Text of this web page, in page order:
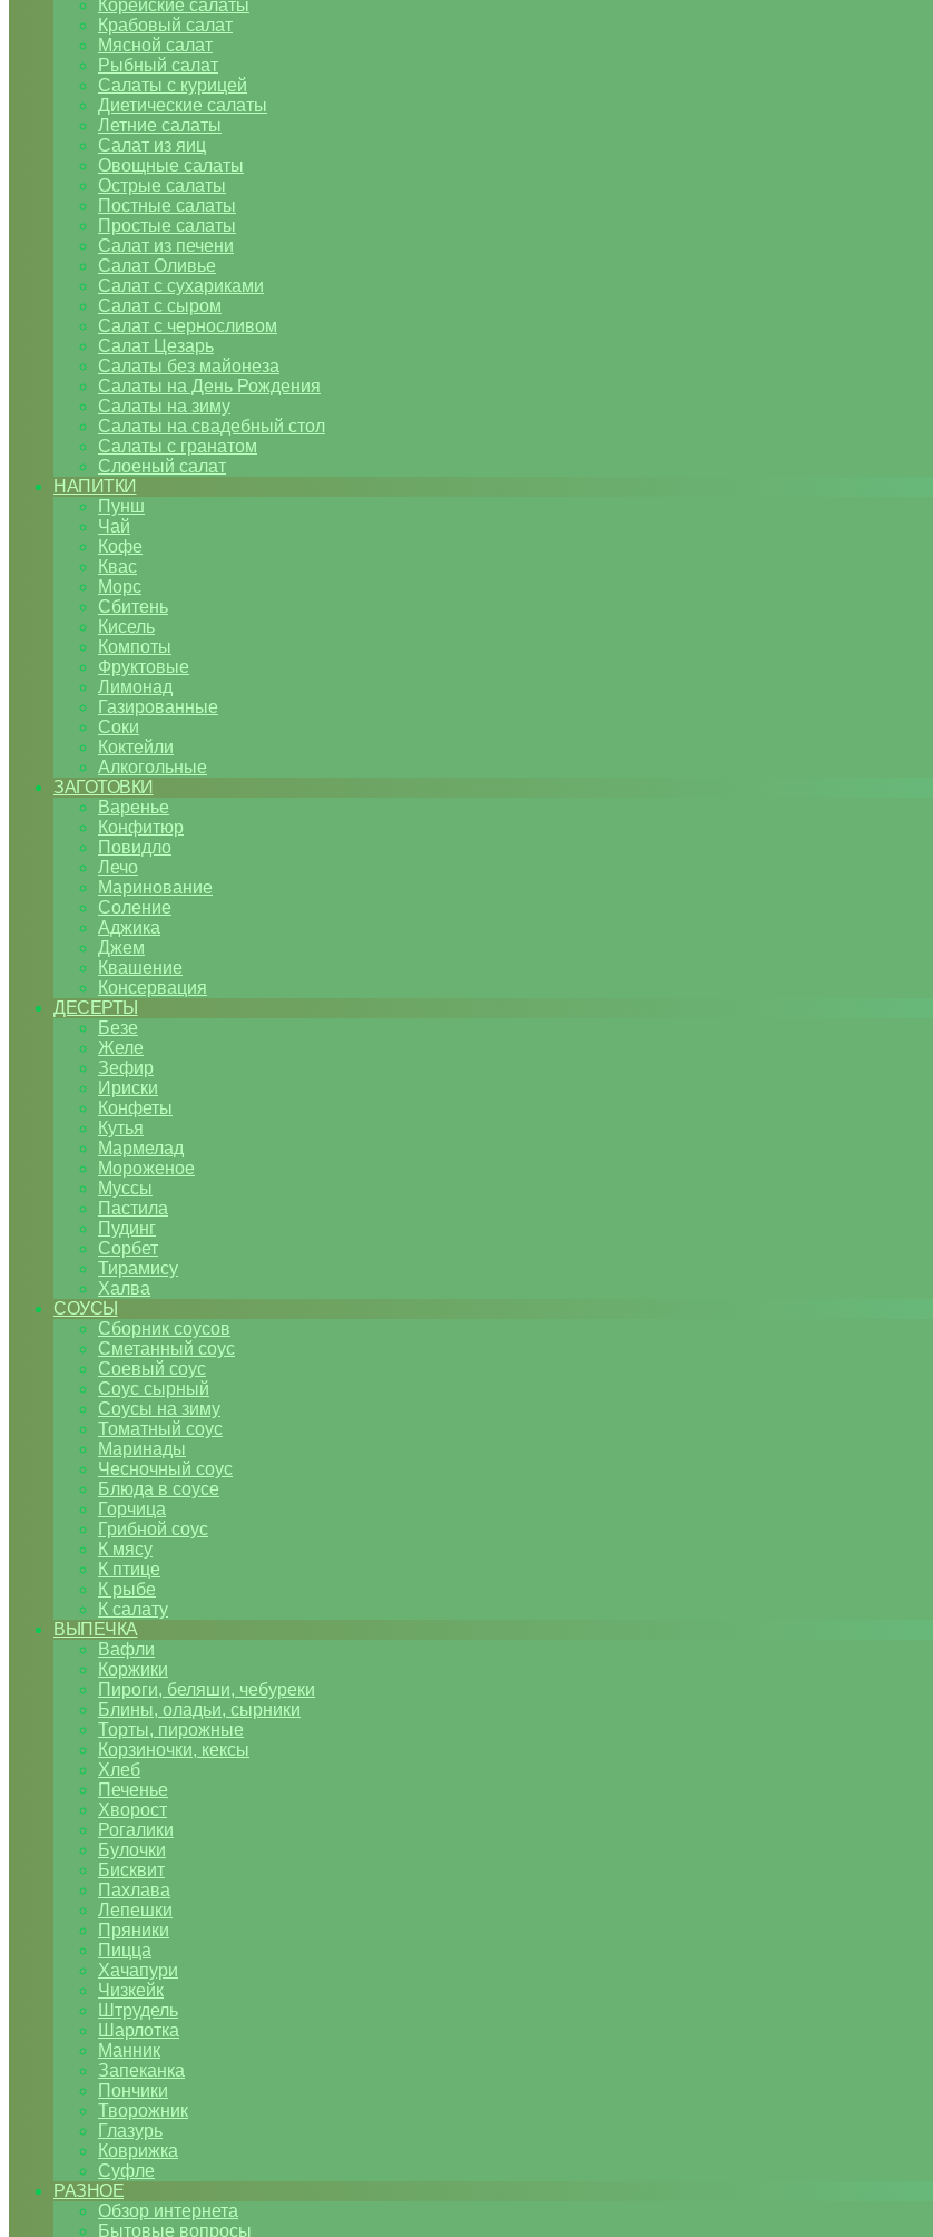
Корейские салаты
Крабовый салат
Мясной салат
Рыбный салат
Салаты с курицей
Диетические салаты
Летние салаты
Салат из яиц
Овощные салаты
Острые салаты
Постные салаты
Простые салаты
Салат из печени
Салат Оливье
Салат с сухариками
Салат с сыром
Салат с черносливом
Салат Цезарь
Салаты без майонеза
Салаты на День Рождения
Салаты на зиму
Салаты на свадебный стол
Салаты с гранатом
Слоеный салат
НАПИТКИ
Пунш
Чай
Кофе
Квас
Морс
Сбитень
Кисель
Компоты
Фруктовые
Лимонад
Газированные
Соки
Коктейли
Алкогольные
ЗАГОТОВКИ
Варенье
Конфитюр
Повидло
Лечо
Маринование
Соление
Аджика
Джем
Квашение
Консервация
ДЕСЕРТЫ
Безе
Желе
Зефир
Ириски
Конфеты
Кутья
Мармелад
Мороженое
Муссы
Пастила
Пудинг
Сорбет
Тирамису
Халва
СОУСЫ
Сборник соусов
Сметанный соус
Соевый соус
Соус сырный
Соусы на зиму
Томатный соус
Маринады
Чесночный соус
Блюда в соусе
Горчица
Грибной соус
К мясу
К птице
К рыбе
К салату
ВЫПЕЧКА
Вафли
Коржики
Пироги, беляши, чебуреки
Блины, оладьи, сырники
Торты, пирожные
Корзиночки, кексы
Хлеб
Печенье
Хворост
Рогалики
Булочки
Бисквит
Пахлава
Лепешки
Пряники
Пицца
Хачапури
Чизкейк
Штрудель
Шарлотка
Манник
Запеканка
Пончики
Творожник
Глазурь
Коврижка
Суфле
РАЗНОЕ
Обзор интернета
Бытовые вопросы